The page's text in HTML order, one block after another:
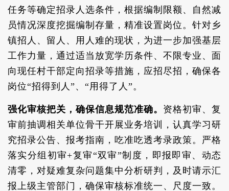
任务等确定招录人选条件，根据编制限额、自然减
员情况深度挖掘编制存量，精准设置岗位。针对乡
镇招人、留人、用人难的现状，为进一步加强基层
工作力量，通过适当放宽学历条件、不限专业、面
向现任村干部定向招录等措施，应招尽招，确保各
岗位“招得到人”、“用得了人”。
强化审核把关，确保信息规范准确。 资格初审、复
审前抽调相关单位骨干开展业务培训，认真学习研
究招录公告、报考指南，吃准吃透考录政策。严格
落实分组初审+复审“双审”制度，即报即审、动态
清零，对疑难复杂问题集中分析研判，及时请示汇
报上级主管部门，确保审核标准统一、尺度一致。